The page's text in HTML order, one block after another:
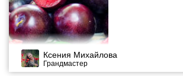
Ксения Михайлова
Грандмастер